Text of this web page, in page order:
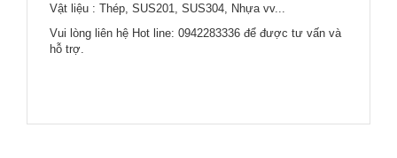
Vật liệu : Thép, SUS201, SUS304, Nhựa vv...
Vui lòng liên hệ Hot line: 0942283336 để được tư vấn và
hỗ trợ.